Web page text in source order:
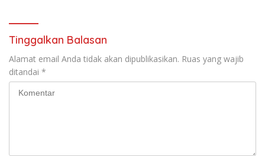
Tinggalkan Balasan
Alamat email Anda tidak akan dipublikasikan. Ruas yang wajib
ditandai *